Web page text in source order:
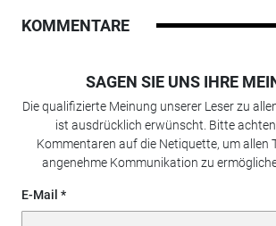
KOMMENTARE
SAGEN SIE UNS IHRE
Die qualifizierte Meinung unserer Leser zu
ist ausdrücklich erwünscht. Bitte achten
Kommentaren auf die Netiquette, um allen
angenehme Kommunikation zu
E-Mail